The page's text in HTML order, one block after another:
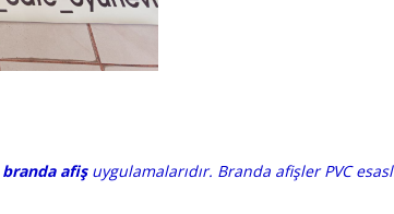
branda afişuygulamalarıdır. Branda afişler PVC